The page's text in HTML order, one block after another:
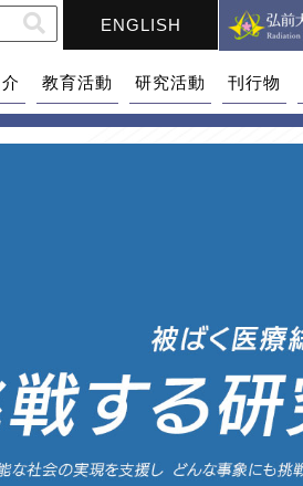
ENGLISH
教育活動 研究活動 刊行物